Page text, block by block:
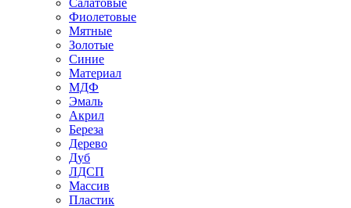
Салатовые
Фиолетовые
Мятные
Золотые
Синие
Материал
МДФ
Эмаль
Акрил
Береза
Дерево
Дуб
ЛДСП
Массив
Пластик